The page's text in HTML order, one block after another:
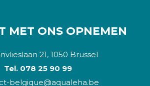
MET ONS OPNEMEN
21, 1050 Brussel
Tel. 078 25 90 99
belgique@aqualeha.be